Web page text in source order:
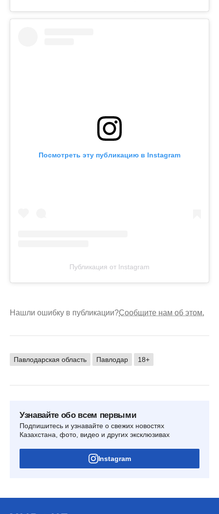
Посмотреть эту публикацию в Instagram
Публикация от Instagram
Нашли ошибку в публикации?Сообщите нам об этом.
Павлодарская область Павлодар 18+
Узнавайте обо всем первыми
Подпишитесь и узнавайте о свежих новостях
Казахстана, фото, видео и других эксклюзивах
Instagram